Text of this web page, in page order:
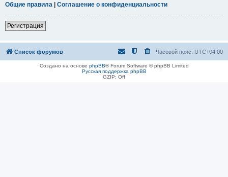
Общие правила | Соглашение о конфиденциальности
Регистрация
Список форумов Часовой пояс: UTC+04:00
Создано на основе phpBB® Forum Software © phpBB Limited
Русская поддержка phpBB
GZIP: Off